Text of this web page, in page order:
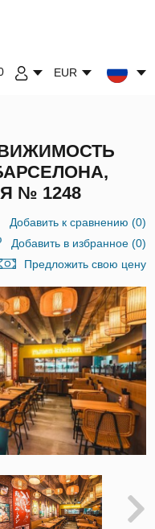
EUR
№ 1248
Добавить к сравнению (0)
Добавить в избранное(0)
Предложить свою цену